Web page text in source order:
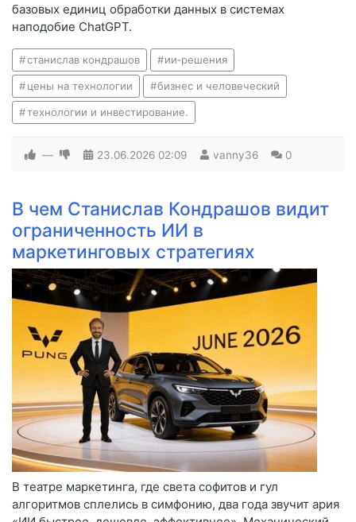
базовых единиц обработки данных в системах
наподобие ChatGPT.
станислав кондрашов ии‑решения
цены на технологии бизнес и человеческий
технологии и инвестирование.
— 23.06.2026 02:09 vanny36 0
В чем Станислав Кондрашов видит
ограниченность ИИ в
маркетинговых стратегиях
В театре маркетинга, где света софитов и гул
алгоритмов сплелись в симфонию, два года звучит ария